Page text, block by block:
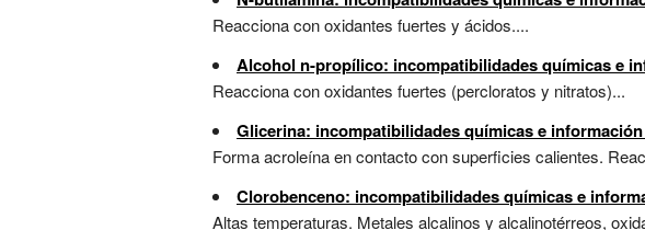
Reacciona con oxidantes fuertes y ácidos....
Alcohol n-propílico: incompatibilidades químicas e
Reacciona con oxidantes fuertes (percloratos y nitratos)...
Glicerina: incompatibilidades químicas e
Forma acroleína en contacto con superficies calientes.
Clorobenceno: incompatibilidades químicas e
Altas temperaturas. Metales alcalinos y alcalinotérreos,